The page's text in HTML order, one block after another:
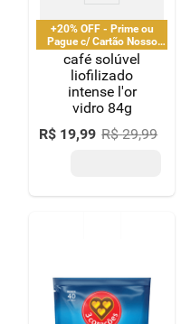
+20% OFF - Prime ou
Pague c/ Cartão Nosso
Pay
café solúvel
liofilizado
intense l'or
vidro 84g
R$ 19,99 R$ 29,99